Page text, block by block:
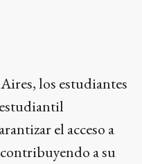
los estudiantes
el acceso a
a su